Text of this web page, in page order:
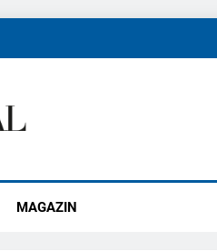
MAGAZIN